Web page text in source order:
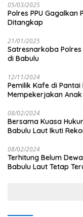
05/03/2025
Polres PPU Gagalkan
Ditangkap
21/01/2025
Satresnarkoba
di Babulu
12/11/2024
Pemilik Kafe di
Mempekerjakan
08/02/2024
Bersama Kuasa
Babulu Laut Ikuti
08/02/2024
Terhitung Belum Dewasa, Junaedi Pelaku
Babulu Laut Tetap